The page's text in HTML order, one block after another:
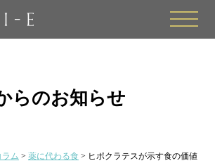
toggle
らのお知らせ
ラム > 薬に代わる食 > ヒポクラテスが示す食の価値